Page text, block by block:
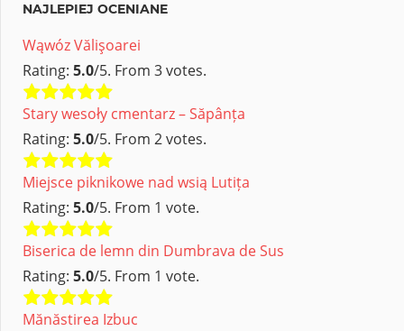
NAJLEPIEJ OCENIANE
Wąwóz Vălişoarei
Rating: 5.0/5. From 3 votes.
Stary wesoły cmentarz – Săpânța
Rating: 5.0/5. From 2 votes.
Miejsce piknikowe nad wsią Lutița
Rating: 5.0/5. From 1 vote.
Biserica de lemn din Dumbrava de Sus
Rating: 5.0/5. From 1 vote.
Mănăstirea Izbuc